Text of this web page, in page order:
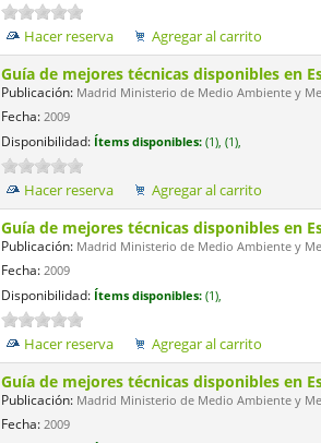
Hacer reserva Agregar al carrito
Guía de mejores técnicas disponibles en
Publicación:Madrid Ministerio de Medio Ambiente y
Fecha:2009
Disponibilidad: Ítems disponibles: (1), (1),
Hacer reserva Agregar al carrito
Guía de mejores técnicas disponibles en
Publicación:Madrid Ministerio de Medio Ambiente y
Fecha:2009
Disponibilidad: Ítems disponibles: (1),
Hacer reserva Agregar al carrito
Guía de mejores técnicas disponibles en
Publicación:Madrid Ministerio de Medio Ambiente y
Fecha:2009